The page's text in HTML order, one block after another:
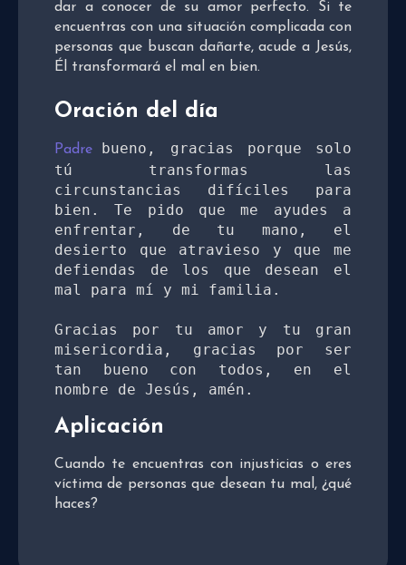
dar a conocer de su amor perfecto. Si te
encuentras con una situación complicada con
personas que buscan dañarte, acude a Jesús,
Él transformará el mal en bien.
Oración del día
Padre
bueno, gracias porque solo
tú transformas las
circunstancias difíciles para
bien. Te pido que me ayudes a
enfrentar, de tu mano, el
desierto que atravieso y que me
defiendas de los que desean el
mal para mí y mi familia.
Gracias por tu amor y tu gran
misericordia, gracias por ser
tan bueno con todos, en el
nombre de Jesús, amén.
Aplicación
Cuando te encuentras con injusticias o eres
víctima de personas que desean tu mal, ¿qué
haces?